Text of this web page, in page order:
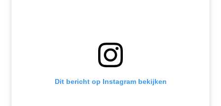
Dit bericht op Instagram bekijken